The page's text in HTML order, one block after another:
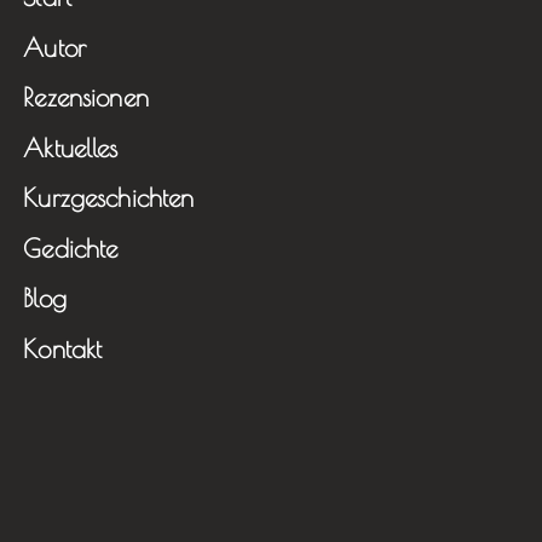
Autor
Rezensionen
Aktuelles
Kurzgeschichten
Gedichte
Blog
Kontakt